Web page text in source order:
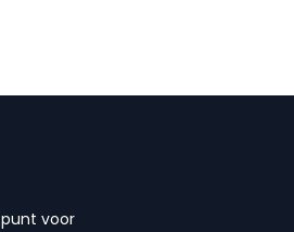
voor